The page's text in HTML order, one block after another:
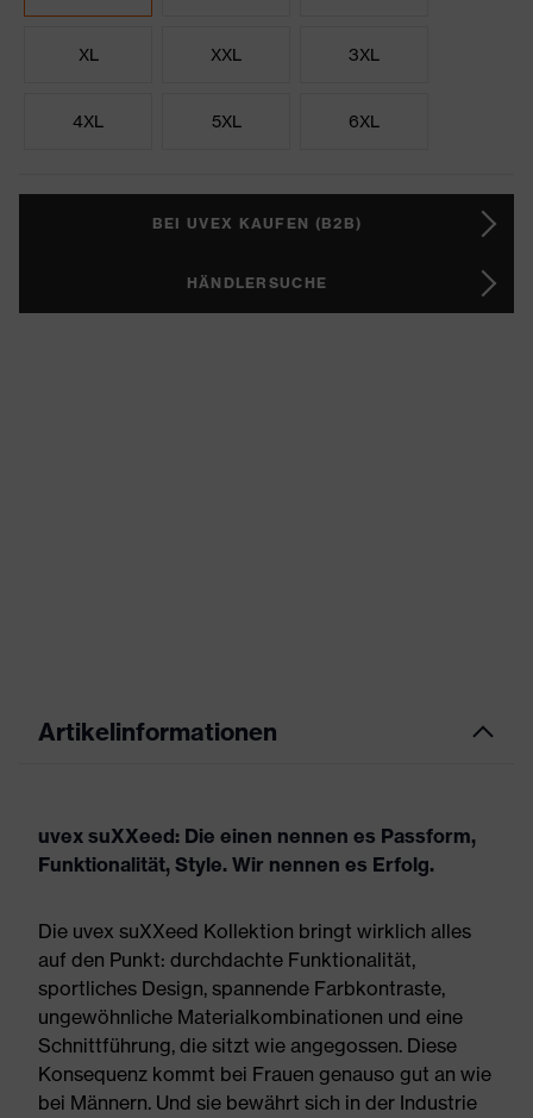
XL XXL 3XL
4XL 5XL 6XL
BEI UVEX KAUFEN (B2B)
HÄNDLERSUCHE
Artikelinformationen
uvex suXXeed: Die einen nennen es Passform,
Funktionalität, Style. Wir nennen es Erfolg.
Die uvex suXXeed Kollektion bringt wirklich alles
auf den Punkt: durchdachte Funktionalität,
sportliches Design, spannende Farbkontraste,
ungewöhnliche Materialkombinationen und eine
Schnittführung, die sitzt wie angegossen. Diese
Konsequenz kommt bei Frauen genauso gut an wie
bei Männern. Und sie bewährt sich in der Industrie